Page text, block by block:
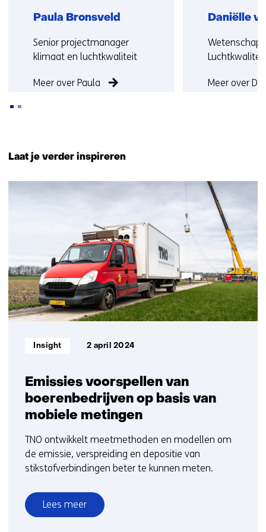
Paula Bronsveld
Functie:
Senior projectmanager
klimaat en luchtkwaliteit
Meer over Paula
Daniëlle
Functie:
Meer over
(Neem
ons
op)
Laat je verder inspireren
resultaten,
11
t/m
15
Emissies voorspellen van
boerenbedrijven op basis van
mobiele metingen
Informatietype:
Insight 2 april 2024
TNO ontwikkelt meetmethoden en modellen om
de emissie, verspreiding en depositie van
stikstofverbindingen beter te kunnen meten.
Lees meer
over